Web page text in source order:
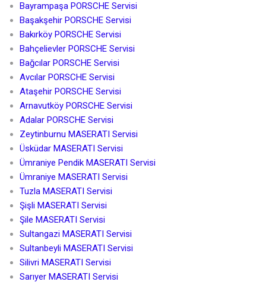
Bayrampaşa PORSCHE Servisi
Başakşehir PORSCHE Servisi
Bakırköy PORSCHE Servisi
Bahçelievler PORSCHE Servisi
Bağcılar PORSCHE Servisi
Avcılar PORSCHE Servisi
Ataşehir PORSCHE Servisi
Arnavutköy PORSCHE Servisi
Adalar PORSCHE Servisi
Zeytinburnu MASERATI Servisi
Üsküdar MASERATI Servisi
Ümraniye Pendik MASERATI Servisi
Ümraniye MASERATI Servisi
Tuzla MASERATI Servisi
Şişli MASERATI Servisi
Şile MASERATI Servisi
Sultangazi MASERATI Servisi
Sultanbeyli MASERATI Servisi
Silivri MASERATI Servisi
Sarıyer MASERATI Servisi